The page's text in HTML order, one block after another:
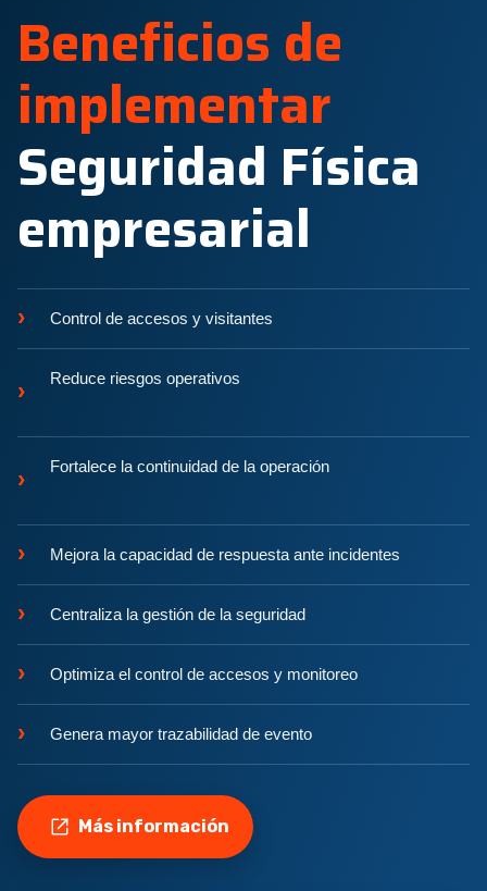
Beneficios de
implementar
Seguridad Física
empresarial
› Control de accesos y visitantes
› Reduce riesgos operativos
› Fortalece la continuidad de la operación
› Mejora la capacidad de respuesta ante incidentes
› Centraliza la gestión de la seguridad
› Optimiza el control de accesos y monitoreo
› Genera mayor trazabilidad de evento
Más información